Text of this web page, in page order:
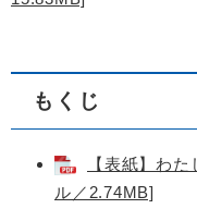
もくじ
【表紙】わ
ル／2.74MB]